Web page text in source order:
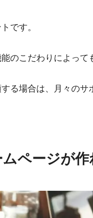
です。
のこだわりによって
る場合は、月々の
ムページが